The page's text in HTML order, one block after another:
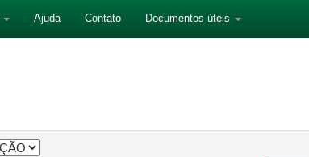
Ajuda Contato Documentos úteis